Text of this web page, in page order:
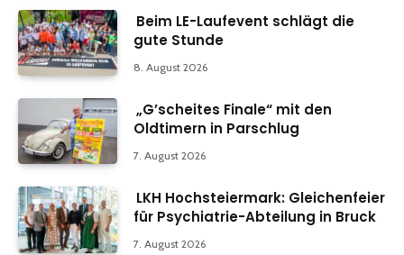
Beim LE-Laufevent schlägt die
gute Stunde
8. August 2026
„G’scheites Finale“ mit den
Oldtimern in Parschlug
7. August 2026
LKH Hochsteiermark: Gleichenfeier
für Psychiatrie-Abteilung in Bruck
7. August 2026